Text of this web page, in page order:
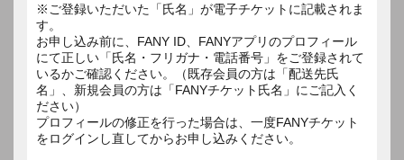
※ご登録いただいた「氏名」が電子チケットに記載されま
す。
お申し込み前に、FANY ID、FANYアプリのプロフィール
にて正しい「氏名・フリガナ・電話番号」をご登録されて
いるかご確認ください。（既存会員の方は「配送先氏
名」、新規会員の方は「FANYチケット氏名」にご記入く
ださい）
プロフィールの修正を行った場合は、一度FANYチケット
をログインし直してからお申し込みください。